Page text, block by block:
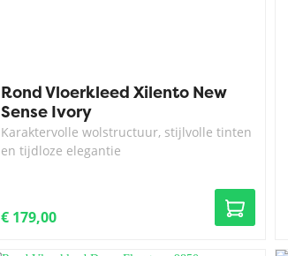
Rond Vloerkleed Xilento New
Sense Ivory
Karaktervolle wolstructuur, stijlvolle tinten
en tijdloze elegantie
€ 179,00